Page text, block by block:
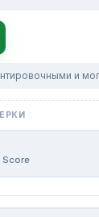
и
Score